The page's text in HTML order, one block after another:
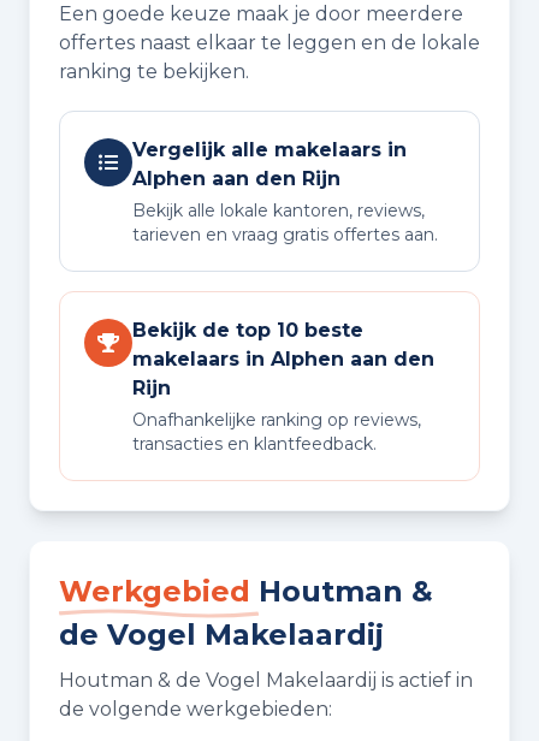
Een goede keuze maak je door meerdere
offertes naast elkaar te leggen en de lokale
ranking te bekijken.
Vergelijk alle makelaars in
Alphen aan den Rijn
Bekijk alle lokale kantoren, reviews,
tarieven en vraag gratis offertes aan.
Bekijk de top 10 beste
makelaars in Alphen aan den
Rijn
Onafhankelijke ranking op reviews,
transacties en klantfeedback.
Werkgebied Houtman &
de Vogel Makelaardij
Houtman & de Vogel Makelaardij is actief in
de volgende werkgebieden: